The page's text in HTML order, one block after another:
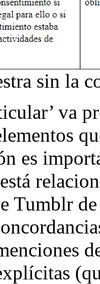
sin la
va
es
Tumblr